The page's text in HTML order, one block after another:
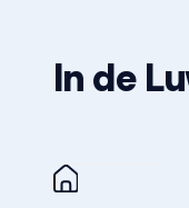
In de